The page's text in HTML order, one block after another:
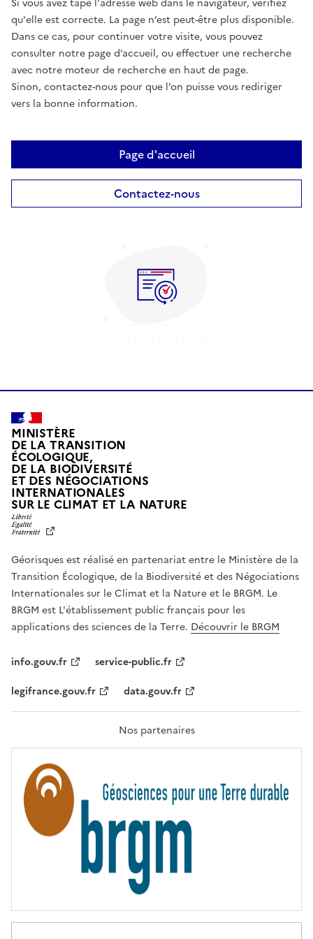
Si vous avez tapé l'adresse web dans le navigateur, vérifiez
qu'elle est correcte. La page n’est peut-être plus disponible.
Dans ce cas, pour continuer votre visite, vous pouvez
consulter notre page d’accueil, ou effectuer une recherche
avec notre moteur de recherche en haut de page.
Sinon, contactez-nous pour que l’on puisse vous rediriger
vers la bonne information.
Page d'accueil
Contactez-nous
MINISTÈRE
DE LA TRANSITION
ÉCOLOGIQUE,
DE LA BIODIVERSITÉ
ET DES NÉGOCIATIONS
INTERNATIONALES
SUR LE CLIMAT ET LA NATUREL
T
É
,
É
G
A
L
F
A
T
R
T
É
Géorisques est réalisé en partenariat entre le Ministère de la
Transition Écologique, de la Biodiversité et des Négociations
Internationales sur le Climat et la Nature et le BRGM. Le
BRGM est L'établissement public français pour les
applications des sciences de la Terre. Découvrir le BRGM
info.gouv.fr
service-public.fr
legifrance.gouv.fr
data.gouv.fr
Nos partenaires